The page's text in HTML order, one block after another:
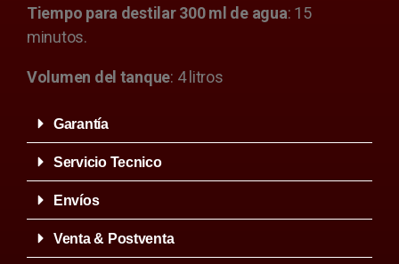
Tiempo para destilar 300 ml de agua: 15
minutos.
Volumen del tanque: 4 litros
Garantía
Servicio Tecnico
Envíos
Venta & Postventa